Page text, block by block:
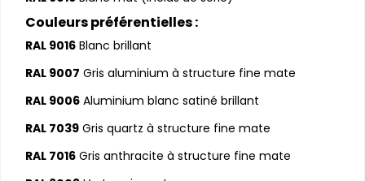
Couleurs préférentielles :
RAL 9016 Blanc brillant
RAL 9007 Gris aluminium à structure fine mate
RAL 9006 Aluminium blanc satiné brillant
RAL 7039 Gris quartz à structure fine mate
RAL 7016 Gris anthracite à structure fine mate